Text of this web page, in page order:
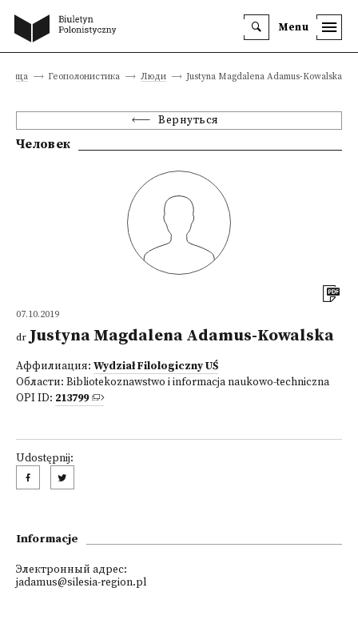
Menu
Геополонистика Люди Justyna Magdalena Adamus-Kowalska
Вернуться
Человек
07.10.2019
dr Justyna Magdalena Adamus-Kowalska
Аффилиация: Wydział Filologiczny UŚ
Области: Bibliotekoznawstwo i informacja naukowo-techniczna
OPI ID: 213799
Udostępnij:
Informacje
Электронный адрес:
jadamus@silesia-region.pl